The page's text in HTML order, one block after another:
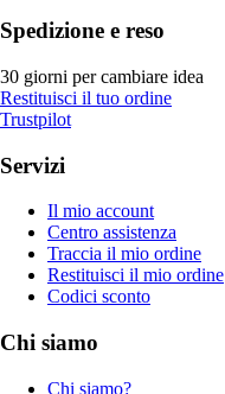
Spedizione e reso
30 giorni per cambiare idea
Restituisci il tuo ordine
Trustpilot
Servizi
Il mio account
Centro assistenza
Traccia il mio ordine
Restituisci il mio ordine
Codici sconto
Chi siamo
Chi siamo?